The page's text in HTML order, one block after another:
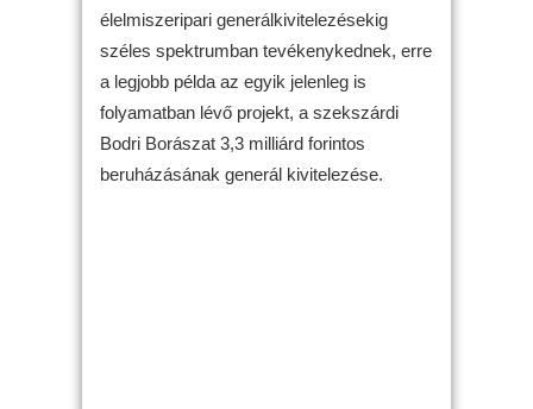
élelmiszeripari generálkivitelezésekig
széles spektrumban tevékenykednek, erre
a legjobb példa az egyik jelenleg is
folyamatban lévő projekt, a szekszárdi
Bodri Borászat 3,3 milliárd forintos
beruházásának generál kivitelezése.